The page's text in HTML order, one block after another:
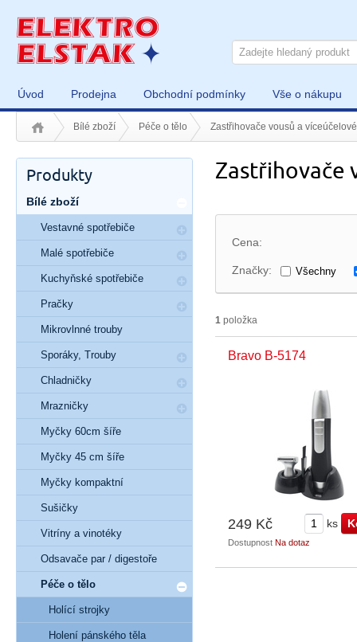
Úvod Prodejna Obchodní podmínky Vše o nákupu
Bílé zboží Péče o tělo Zastřihovače vousů a
Zastřihovače
Cena:
Značky: Všechny
1 položka
Bravo B-5174
249 Kč ks
Dostupnost Na dotaz
Produkty
Bílé zboží
Vestavné spotřebiče
Malé spotřebiče
Kuchyňské spotřebiče
Pračky
Mikrovlnné trouby
Sporáky, Trouby
Chladničky
Mrazničky
Myčky 60cm šíře
Myčky 45 cm šíře
Myčky kompaktní
Sušičky
Vitríny a vinotéky
Odsavače par / digestoře
Péče o tělo
Holící strojky
Holení pánského těla